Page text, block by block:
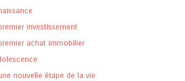
investissement
achat immobilier
nouvelle étape de la vie